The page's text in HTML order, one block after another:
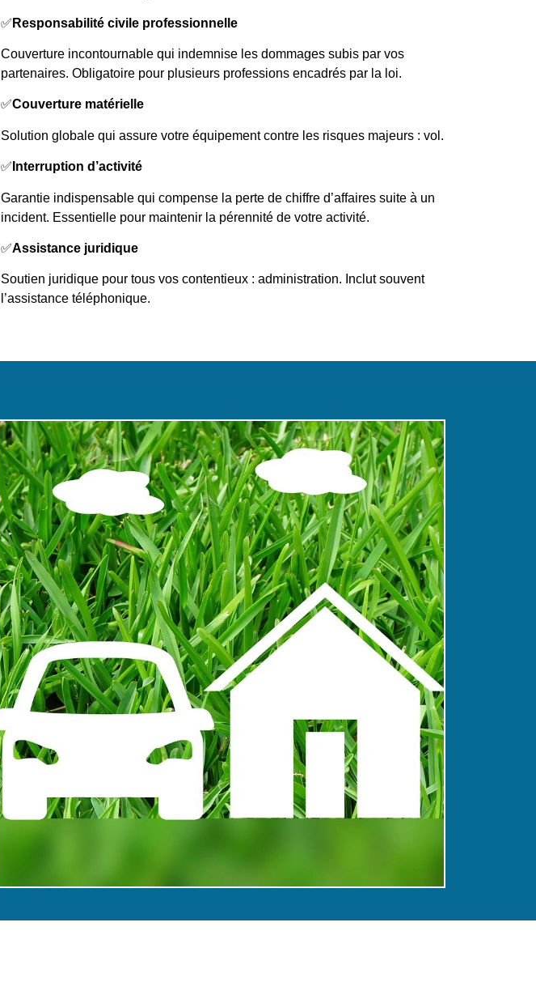
✅ Responsabilité civile professionnelle
Couverture incontournable qui indemnise les dommages subis par vos
partenaires. Obligatoire pour plusieurs professions encadrés par la loi.
✅Couverture matérielle
Solution globale qui assure votre équipement contre les risques majeurs : vol.
✅ Interruption d’activité
Garantie indispensable qui compense la perte de chiffre d’affaires suite à un
incident. Essentielle pour maintenir la pérennité de votre activité.
✅Assistance juridique
Soutien juridique pour tous vos contentieux : administration. Inclut souvent
l’assistance téléphonique.